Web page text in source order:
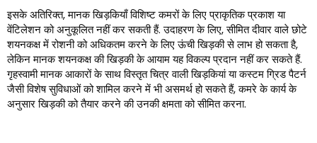
इसके अतिरिक्त, मानक खिड़कियाँ विशिष्ट कमरों के लिए प्राकृतिक प्रकाश या
वेंटिलेशन को अनुकूलित नहीं कर सकती हैं. उदाहरण के लिए, सीमित दीवार वाले छोटे
शयनकक्ष में रोशनी को अधिकतम करने के लिए ऊंची खिड़की से लाभ हो सकता है,
लेकिन मानक शयनकक्ष की खिड़की के आयाम यह विकल्प प्रदान नहीं कर सकते हैं.
गृहस्वामी मानक आकारों के साथ विस्तृत चित्र वाली खिड़कियां या कस्टम ग्रिड पैटर्न
जैसी विशेष सुविधाओं को शामिल करने में भी असमर्थ हो सकते हैं, कमरे के कार्य के
अनुसार खिड़की को तैयार करने की उनकी क्षमता को सीमित करना.